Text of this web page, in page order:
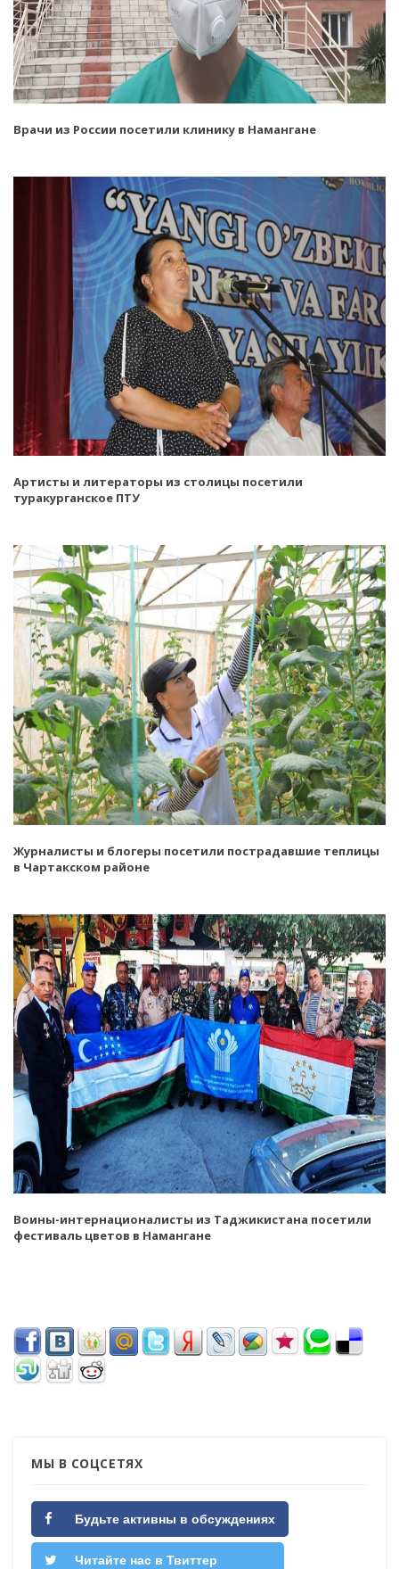
Врачи из России посетили клинику в Намангане
Артисты и литераторы из столицы посетили
туракурганское ПТУ
Журналисты и блогеры посетили пострадавшие теплицы
в Чартакском районе
Воины-интернационалисты из Таджикистана посетили
фестиваль цветов в Намангане
МЫ В СОЦСЕТЯХ
Будьте активны в обсуждениях
Читайте нас в Твиттер